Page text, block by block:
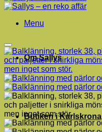
Menu
Om Sallys
Butiken i Karlskrona